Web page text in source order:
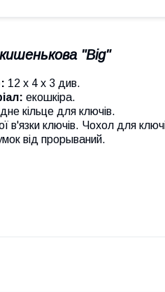
"Big"
12 х 4 х 3 див.
екошкіра.
кільце для ключів.
в'язки ключів. Чохол для
від прорываний.